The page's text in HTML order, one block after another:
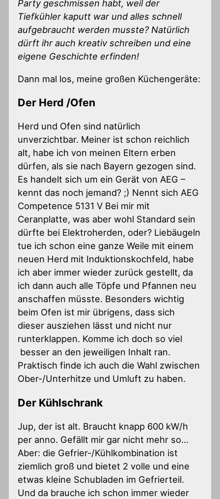
Party geschmissen habt, weil der
Tiefkühler kaputt war und alles schnell
aufgebraucht werden musste? Natürlich
dürft ihr auch kreativ schreiben und eine
eigene Geschichte erfinden!
Dann mal los, meine großen Küchengeräte:
Der Herd /Ofen
Herd und Ofen sind natürlich
unverzichtbar. Meiner ist schon reichlich
alt, habe ich von meinen Eltern erben
dürfen, als sie nach Bayern gezogen sind.
Es handelt sich um ein Gerät von AEG –
kennt das noch jemand? ;) Nennt sich AEG
Competence 5131 V Bei mir mit
Ceranplatte, was aber wohl Standard sein
dürfte bei Elektroherden, oder? Liebäugeln
tue ich schon eine ganze Weile mit einem
neuen Herd mit Induktionskochfeld, habe
ich aber immer wieder zurück gestellt, da
ich dann auch alle Töpfe und Pfannen neu
anschaffen müsste. Besonders wichtig
beim Ofen ist mir übrigens, dass sich
dieser ausziehen lässt und nicht nur
runterklappen. Komme ich doch so viel
besser an den jeweiligen Inhalt ran.
Praktisch finde ich auch die Wahl zwischen
Ober-/Unterhitze und Umluft zu haben.
Der Kühlschrank
Jup, der ist alt. Braucht knapp 600 kW/h
per anno. Gefällt mir gar nicht mehr so…
Aber: die Gefrier-/Kühlkombination ist
ziemlich groß und bietet 2 volle und eine
etwas kleine Schubladen im Gefrierteil.
Und da brauche ich schon immer wieder